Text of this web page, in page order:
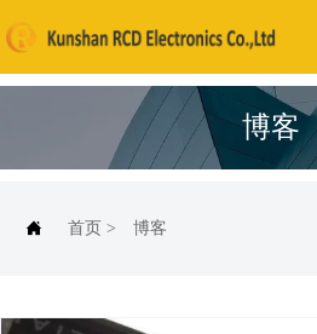
博客
 首页 > 博客